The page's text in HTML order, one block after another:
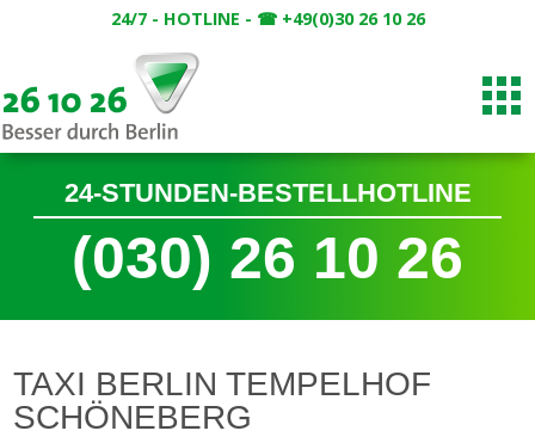
24/7 - HOTLINE - ☎ +49(0)30 26 10 26
24-STUNDEN-BESTELLHOTLINE
(030) 26 10 26
TAXI BERLIN TEMPELHOF
SCHÖNEBERG